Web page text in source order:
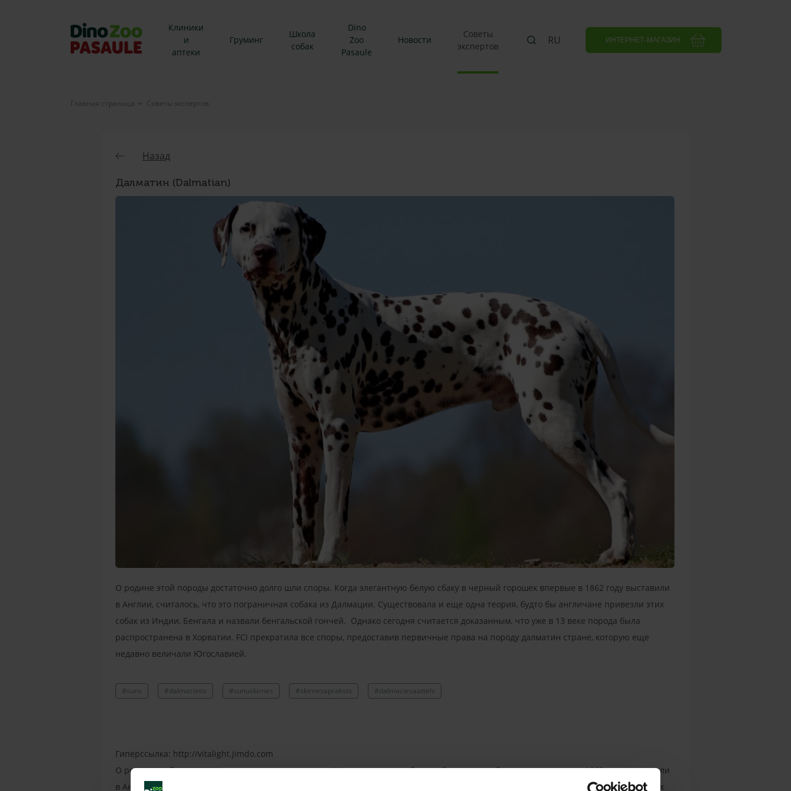
Клиники
и
аптеки
Груминг
Школа
собак
Dino
Zoo
Pasaule
Новости
Советы
экспертов
RU ИНТЕРНЕТ-МАГАЗИН
Главная страница Советы экспертов
Назад
Далматин (Dalmatian)
О родине этой породы достаточно долго шли споры. Когда элегантную белую сбаку в черный горошек впервые в 1862 году выставили
в Англии, считалось, что это пограничная собака из Далмации. Существовала и еще одна теория, будто бы англичане привезли этих
собак из Индии, Бенгала и назвали бенгальской гончей. Однако сегодня считается доказанным, что уже в 13 веке порода была
распространена в Хорватии. FCI прекратила все споры, предоставив первичные права на породу далматин стране, которую еще
недавно величали Югославией.
#suns #dalmacietis #sunuskirnes #skirnesapraksts #dalmaciesaattels
Гиперссылка: http://vitalight.jimdo.com
О родине этой породы достаточно долго шли споры. Когда элегантную белую сбаку в черный горошек впервые в 1862 году выставили
в Англии, считалось, что это пограничная собака из Далмации. Существовала и еще одна теория, будто бы англичане привезли этих